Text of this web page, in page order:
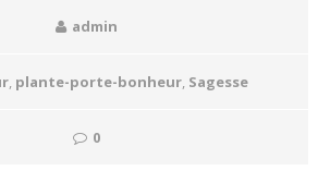
admin
plante-porte-bonheur Sagesse
0